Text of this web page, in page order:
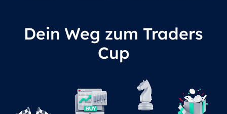
Dein Weg zum Traders
Cup